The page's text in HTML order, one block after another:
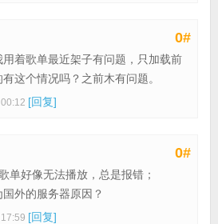
0#
用着歌单最近架子有问题，只加载前
这个情况吗？之前木有问题。
[回复]
0#
单好像无法播放，总是报错；
外的服务器原因？
[回复]